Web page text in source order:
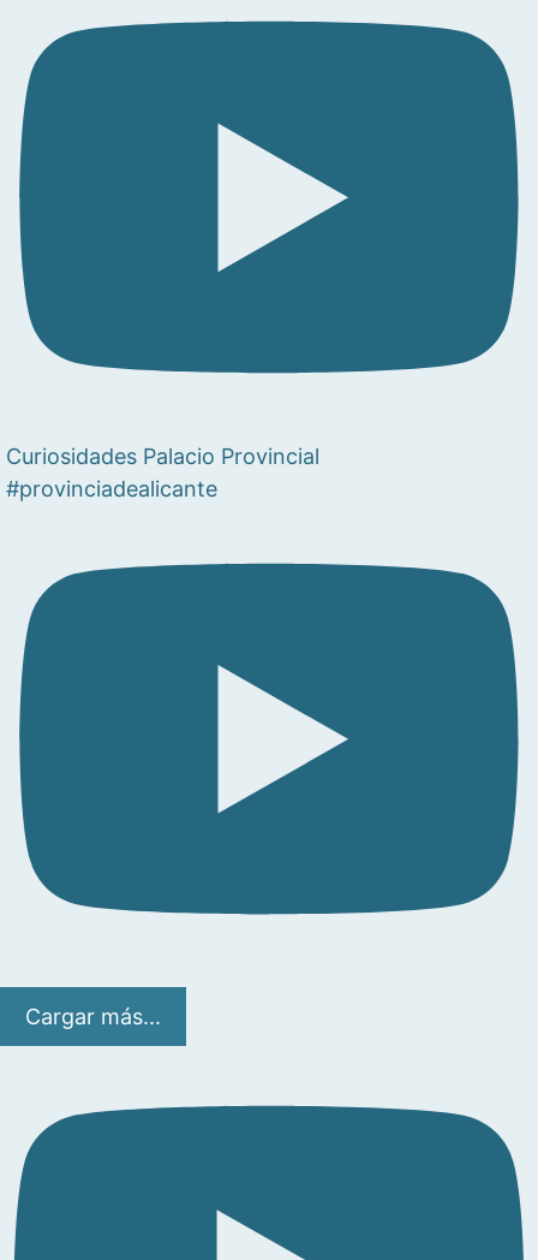
Curiosidades Palacio Provincial
#provinciadealicante
Cargar más...